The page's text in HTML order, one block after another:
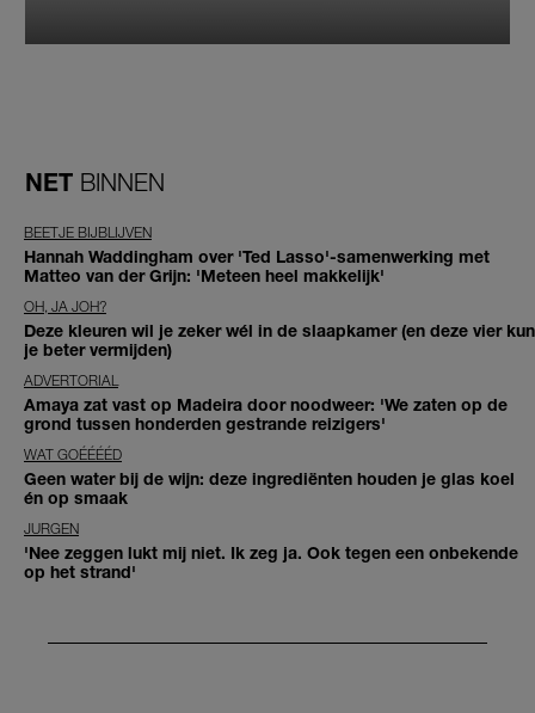
NET BINNEN
BEETJE BIJBLIJVEN
Hannah Waddingham over 'Ted Lasso'-samenwerking met
Matteo van der Grijn: 'Meteen heel makkelijk'
OH, JA JOH?
Deze kleuren wil je zeker wél in de slaapkamer (en deze vier kun
je beter vermijden)
ADVERTORIAL
Amaya zat vast op Madeira door noodweer: 'We zaten op de
grond tussen honderden gestrande reizigers'
WAT GOÉÉÉÉD
Geen water bij de wijn: deze ingrediënten houden je glas koel
én op smaak
JURGEN
'Nee zeggen lukt mij niet. Ik zeg ja. Ook tegen een onbekende
op het strand'